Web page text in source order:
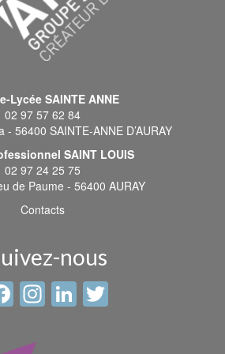
Lycée SAINTE ANNE
02 97 57 62 84
56400 SAINTE-ANNE D’AURAY
SAINT LOUIS
02 97 24 25 75
de Paume - 56400 AURAY
Contacts
nous
Facebook
Instagram
LinkedIn